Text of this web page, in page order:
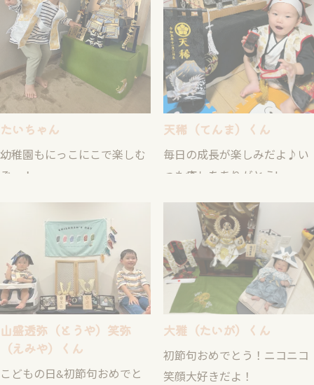
たいちゃん
幼稚園もにっこにこで楽しむ
ぞー！
天稀（てんま）くん
毎日の成長が楽しみだよ♪い
つも癒しをありがとう!
山盛透弥（とうや）笑弥
（えみや）くん
こどもの日&初節句おめでと
う♪♪
大雅（たいが）くん
初節句おめでとう！ニコニコ
笑顔大好きだよ！